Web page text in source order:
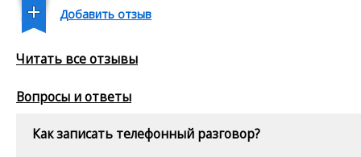
Добавить отзыв
Читать все отзывы
Вопросы и ответы
Как записать телефонный разговор?